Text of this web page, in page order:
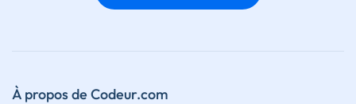
À propos de Codeur.com